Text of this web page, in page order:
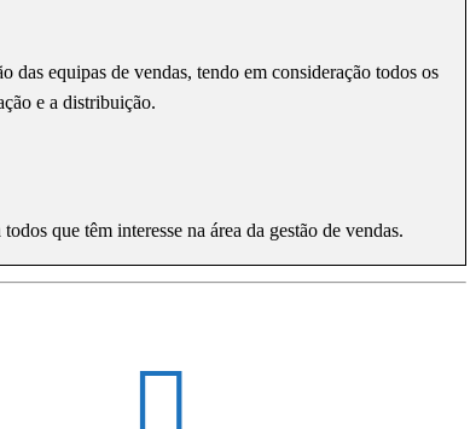
das equipas de vendas, tendo em consideração todos os
e a distribuição.
que têm interesse na área da gestão de vendas.